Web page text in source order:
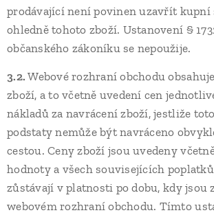
prodávající není povinen uzavřít
ohledně tohoto zboží. Ustanovení §
občanského zákoníku se nepoužije.
3.2.Webové rozhraní obchodu
zboží, a to včetně uvedení cen
nákladů za navrácení zboží, jestliže
podstaty nemůže být navráceno
cestou. Ceny zboží jsou uvedeny
hodnoty a všech souvisejících
zůstávají v platnosti po dobu, kdy jsou
webovém rozhraní obchodu. Tímto